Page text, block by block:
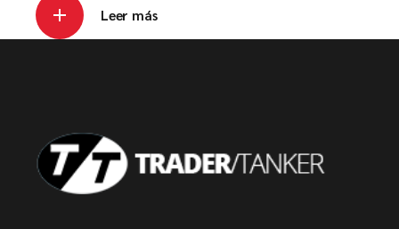
Leer más